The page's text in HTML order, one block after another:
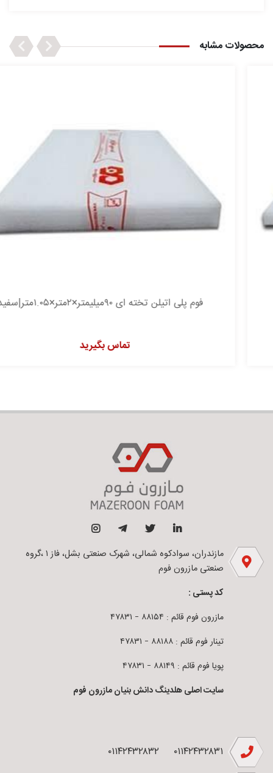
محصولات مشابه Previous
فوم پلی اتیلن تخته ای ۹۰میلیمتر×۲متر×۱.۰۵متر|سفید
تماس بگیرید
Next
مازندران، سوادکوه شمالی، شهرک صنعتی بشل، فاز ۱ ،گروه
صنعتی مازرون فوم
کد پستی :
مازرون فوم قائم : ۸۸۱۵۴ – ۴۷۸۳۱
تینار فوم قائم : ۸۸۱۸۸ – ۴۷۸۳۱
پویا فوم قائم : ۸۸۱۴۹ – ۴۷۸۳۱
سایت اصلی هلدینگ دانش بنیان مازرون فوم
۰۱۱۴۲۴۳۲۸۳۱ ۰۱۱۴۲۴۳۲۸۳۲